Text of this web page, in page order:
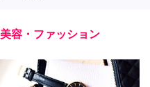
美容・ファッション